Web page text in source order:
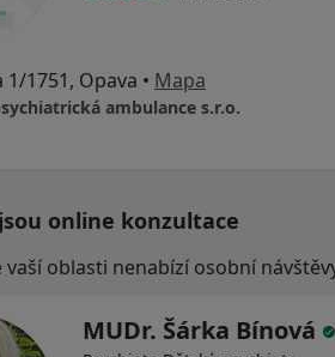
1/1751, Opava • Mapa
ambulance s.r.o.
online konzultace
vaší oblasti nenabízí osobní
MUDr. Šárka Bínová